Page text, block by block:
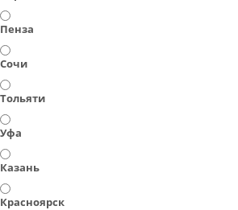
Пенза
Сочи
Тольяти
Уфа
Казань
Красноярск